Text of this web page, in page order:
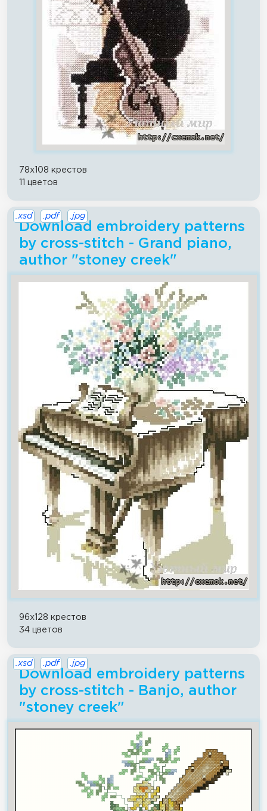
78x108 крестов
11 цветов
Download embroidery patterns
by cross-stitch - Grand piano,
author "stoney creek"
.xsd .pdf .jpg
96x128 крестов
34 цветов
Download embroidery patterns
by cross-stitch - Banjo, author
"stoney creek"
.xsd .pdf .jpg